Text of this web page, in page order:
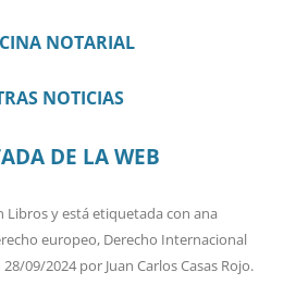
NOTARIAL
NOTICIAS
DE LA WEB
Librosy está etiquetada con ana
europeo, Derecho Internacional
28/09/2024por Juan Carlos Casas Rojo.